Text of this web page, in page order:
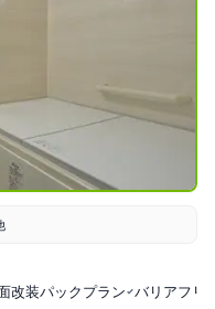
改装パックプラン バリアフリ